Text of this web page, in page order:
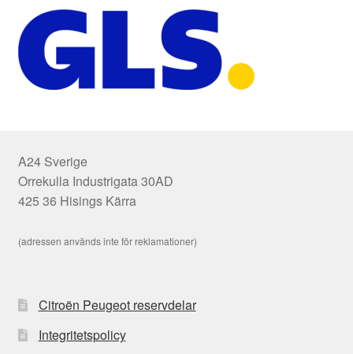
A24 Sverige
Orrekulla Industrigata 30AD
425 36 Hisings Kärra
(adressen används inte för reklamationer)
Citroën Peugeot reservdelar
Integritetspolicy